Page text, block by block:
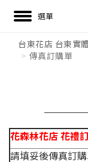
台東花店 台東實
傳真訂購單
花森林花店花禮
請填妥後傳真訂